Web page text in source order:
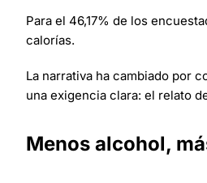
Para el 46,17% de los
calorías.
La narrativa ha cambiado por
una exigencia clara: el relato
Menos alcohol,